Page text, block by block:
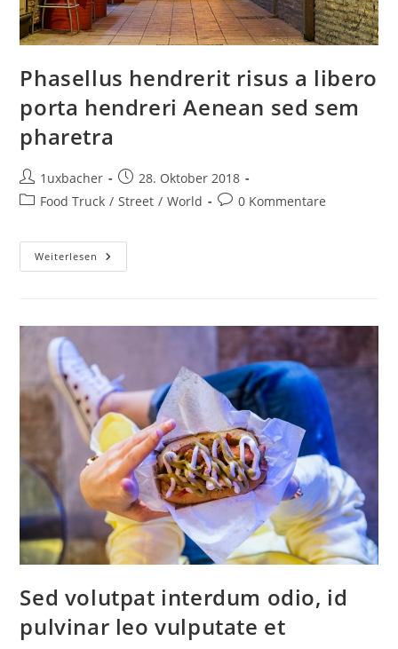
Phasellus hendrerit risus a libero
porta hendreri Aenean sed sem
pharetra
1uxbacher
28. Oktober 2018
Food Truck / Street / World 0 Kommentare
Weiterlesen
Sed volutpat interdum odio, id
pulvinar leo vulputate et